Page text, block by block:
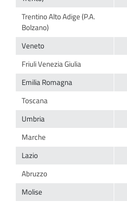
Trentino Alto Adige (P.A.